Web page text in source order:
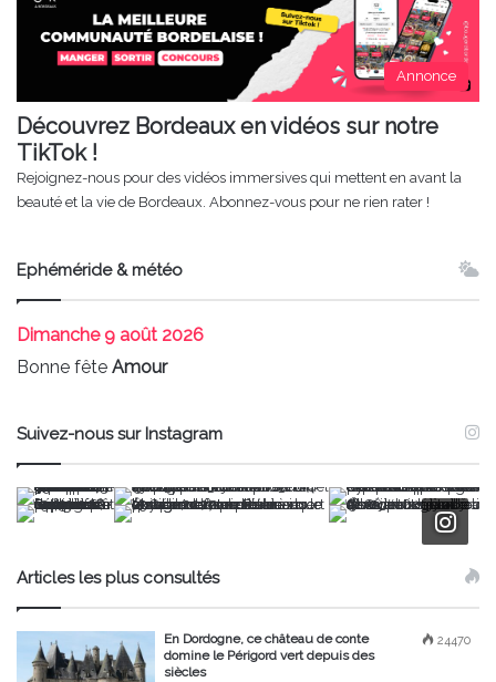
Annonce
Découvrez Bordeaux en vidéos sur notre
TikTok !
Rejoignez-nous pour des vidéos immersives qui mettent en avant la
beauté et la vie de Bordeaux. Abonnez-vous pour ne rien rater !
Ephéméride & météo
Dimanche9 août 2026
Bonne fête Amour
Suivez-nous sur Instagram
Articles les plus consultés
24470
En Dordogne, ce château de conte
domine le Périgord vert depuis des
siècles